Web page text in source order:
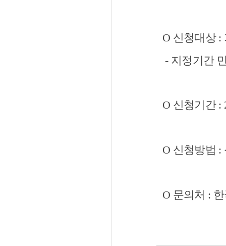
O 신청대상 :
- 지정기간
O 신청기간 :
O 신청방법 :
O 문의처 :